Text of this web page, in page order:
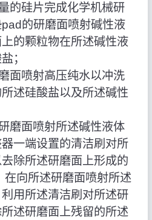
的硅片完成化学机械研
的研磨面喷射碱性液
的颗粒物在所述碱性液
；
面喷射高压纯水以冲洗
述硅酸盐以及所述碱性
磨面喷射所述碱性液体
一端设置的清洁刷对所
除所述研磨面上形成的
在向所述研磨面喷射所述
用所述清洁刷对所述研
述研磨面上残留的所述